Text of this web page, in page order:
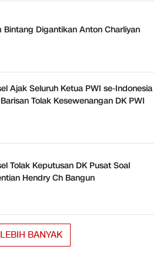
Bintang Digantikan Anton Charliyan
Ajak Seluruh Ketua PWI se-Indonesia
Tolak Kesewenangan DK PWI
Tolak Keputusan DK Pusat Soal
Hendry Ch Bangun
LEBIH BANYAK